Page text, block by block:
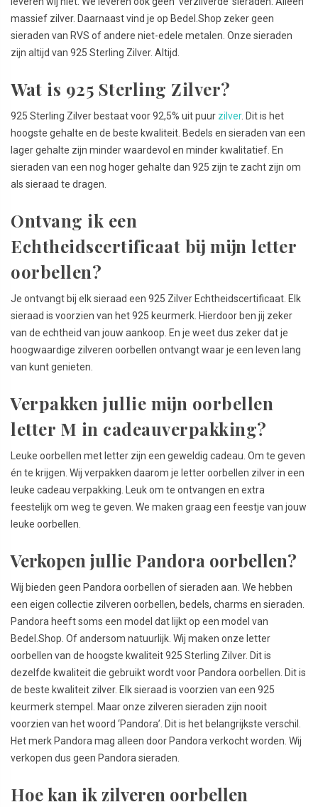
massief zilver. Daarnaast vind je op Bedel.Shop zeker geen
sieraden van RVS of andere niet-edele metalen. Onze sieraden
zijn altijd van 925 Sterling Zilver. Altijd.
Wat is 925 Sterling Zilver?
925 Sterling Zilver bestaat voor 92,5% uit puur zilver. Dit is het
hoogste gehalte en de beste kwaliteit. Bedels en sieraden van een
lager gehalte zijn minder waardevol en minder kwalitatief. En
sieraden van een nog hoger gehalte dan 925 zijn te zacht zijn om
als sieraad te dragen.
Ontvang ik een
Echtheidscertificaat bij mijn letter
oorbellen?
Je ontvangt bij elk sieraad een 925 Zilver Echtheidscertificaat. Elk
sieraad is voorzien van het 925 keurmerk. Hierdoor ben jij zeker
van de echtheid van jouw aankoop. En je weet dus zeker dat je
hoogwaardige zilveren oorbellen ontvangt waar je een leven lang
van kunt genieten.
Verpakken jullie mijn oorbellen
letter M in cadeauverpakking?
Leuke oorbellen met letter zijn een geweldig cadeau. Om te geven
én te krijgen. Wij verpakken daarom je letter oorbellen zilver in een
leuke cadeau verpakking. Leuk om te ontvangen en extra
feestelijk om weg te geven. We maken graag een feestje van jouw
leuke oorbellen.
Verkopen jullie Pandora oorbellen?
Wij bieden geen Pandora oorbellen of sieraden aan. We hebben
een eigen collectie zilveren oorbellen, bedels, charms en sieraden.
Pandora heeft soms een model dat lijkt op een model van
Bedel.Shop. Of andersom natuurlijk. Wij maken onze letter
oorbellen van de hoogste kwaliteit 925 Sterling Zilver. Dit is
dezelfde kwaliteit die gebruikt wordt voor Pandora oorbellen. Dit is
de beste kwaliteit zilver. Elk sieraad is voorzien van een 925
keurmerk stempel. Maar onze zilveren sieraden zijn nooit
voorzien van het woord ‘Pandora’. Dit is het belangrijkste verschil.
Het merk Pandora mag alleen door Pandora verkocht worden. Wij
verkopen dus geen Pandora sieraden.
Hoe kan ik zilveren oorbellen